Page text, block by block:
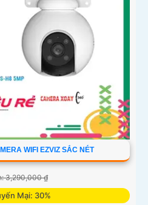
WIFI EZVIZ SẮC NÉT
3,290,000 ₫
Mại: 30%